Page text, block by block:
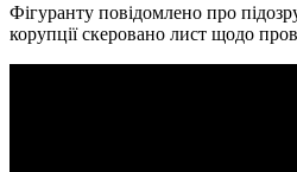
Фігуранту повідомлено про
корупції скеровано лист щодо